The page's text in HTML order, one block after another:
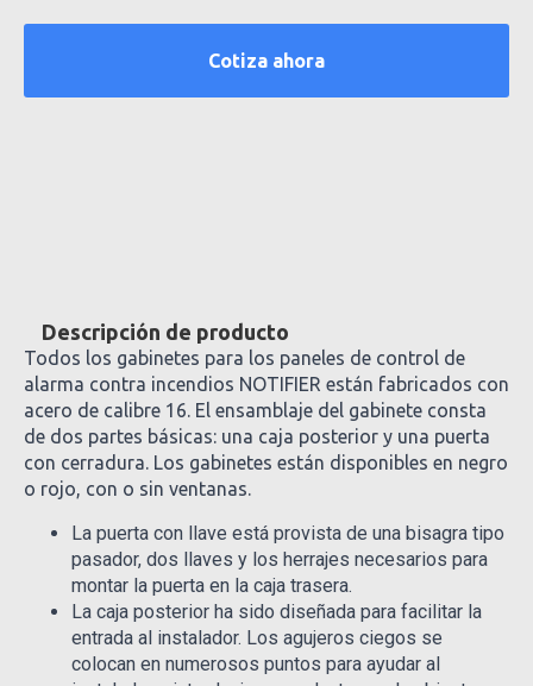
Descripción de producto
Todos los gabinetes para los paneles de control de
alarma contra incendios NOTIFIER están fabricados con
acero de calibre 16. El ensamblaje del gabinete consta
de dos partes básicas: una caja posterior y una puerta
con cerradura. Los gabinetes están disponibles en negro
o rojo, con o sin ventanas.
La puerta con llave está provista de una bisagra tipo
pasador, dos llaves y los herrajes necesarios para
montar la puerta en la caja trasera.
La caja posterior ha sido diseñada para facilitar la
entrada al instalador. Los agujeros ciegos se
colocan en numerosos puntos para ayudar al